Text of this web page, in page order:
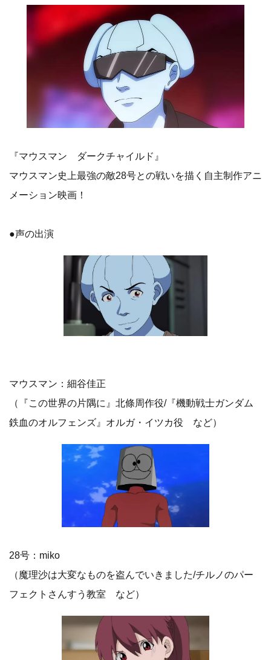
『マウスマン ダークチャイルド』
マウスマン史上最強の敵28号との戦いを描く自主制作アニ
メーション映画！
●声の出演
マウスマン：細谷佳正
（『この世界の片隅に』北條周作役/『機動戦士ガンダム
鉄血のオルフェンズ』オルガ・イツカ役 など）
28号：miko
（魔理沙は大変なものを盗んでいきました/チルノのパー
フェクトさんすう教室 など）